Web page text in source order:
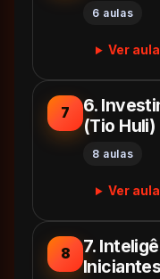
6 aulas
Ver
7
6.
(Tio Huli)
8 aulas
Ver
8
7.